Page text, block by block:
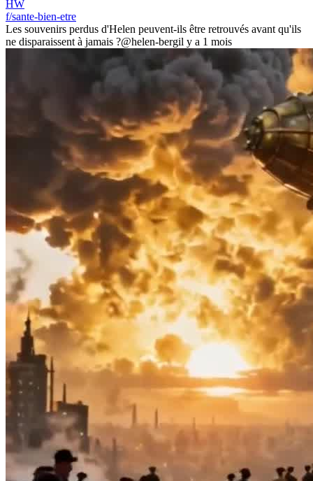
HW
f/sante-bien-etre
Les souvenirs perdus d'Helen peuvent-ils être retrouvés avant qu'ils
ne disparaissent à jamais ?@helen-bergil y a 1 mois